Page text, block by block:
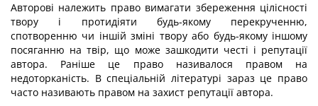
Авторові належить право вимагати збереження цілісності
твору і протидіяти будь-якому перекрученню,
спотворенню чи іншій зміні твору або будь-якому іншому
посяганню на твір, що може зашкодити честі і репутації
автора. Раніше це право називалося правом на
недоторканість. В спеціальній літературі зараз це право
часто називають правом на захист репутації автора.